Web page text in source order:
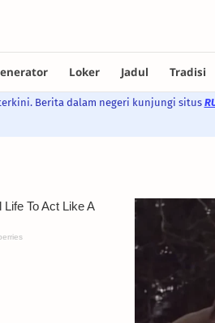
Berita dalam negeri kunjungi situs